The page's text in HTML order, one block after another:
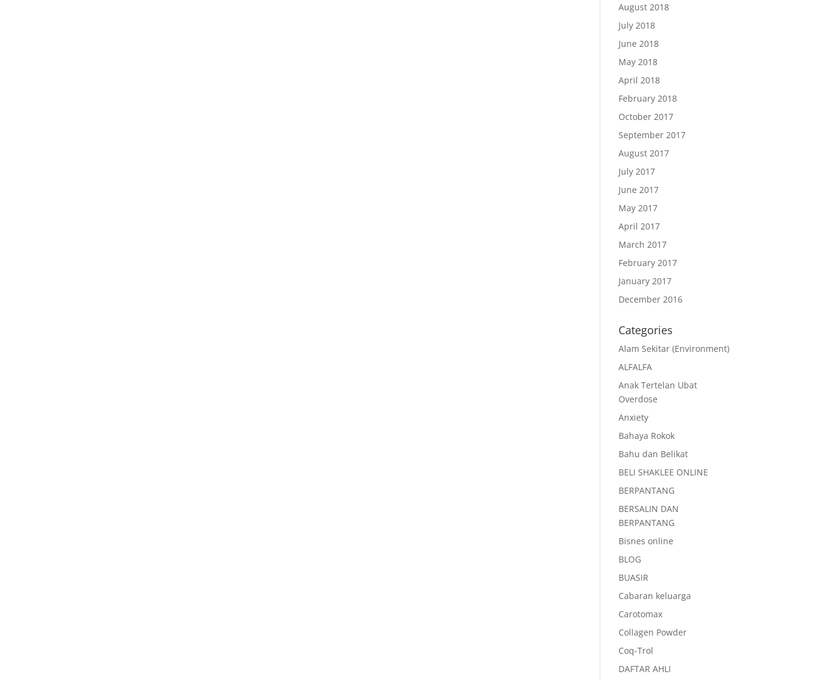
August 2018
July 2018
June 2018
May 2018
April 2018
February 2018
October 2017
September 2017
August 2017
July 2017
June 2017
May 2017
April 2017
March 2017
February 2017
January 2017
December 2016
Categories
Alam Sekitar (Environment)
ALFALFA
Anak Tertelan Ubat
Overdose
Anxiety
Bahaya Rokok
Bahu dan Belikat
BELI SHAKLEE ONLINE
BERPANTANG
BERSALIN DAN
BERPANTANG
Bisnes online
BLOG
BUASIR
Cabaran keluarga
Carotomax
Collagen Powder
Coq-Trol
DAFTAR AHLI